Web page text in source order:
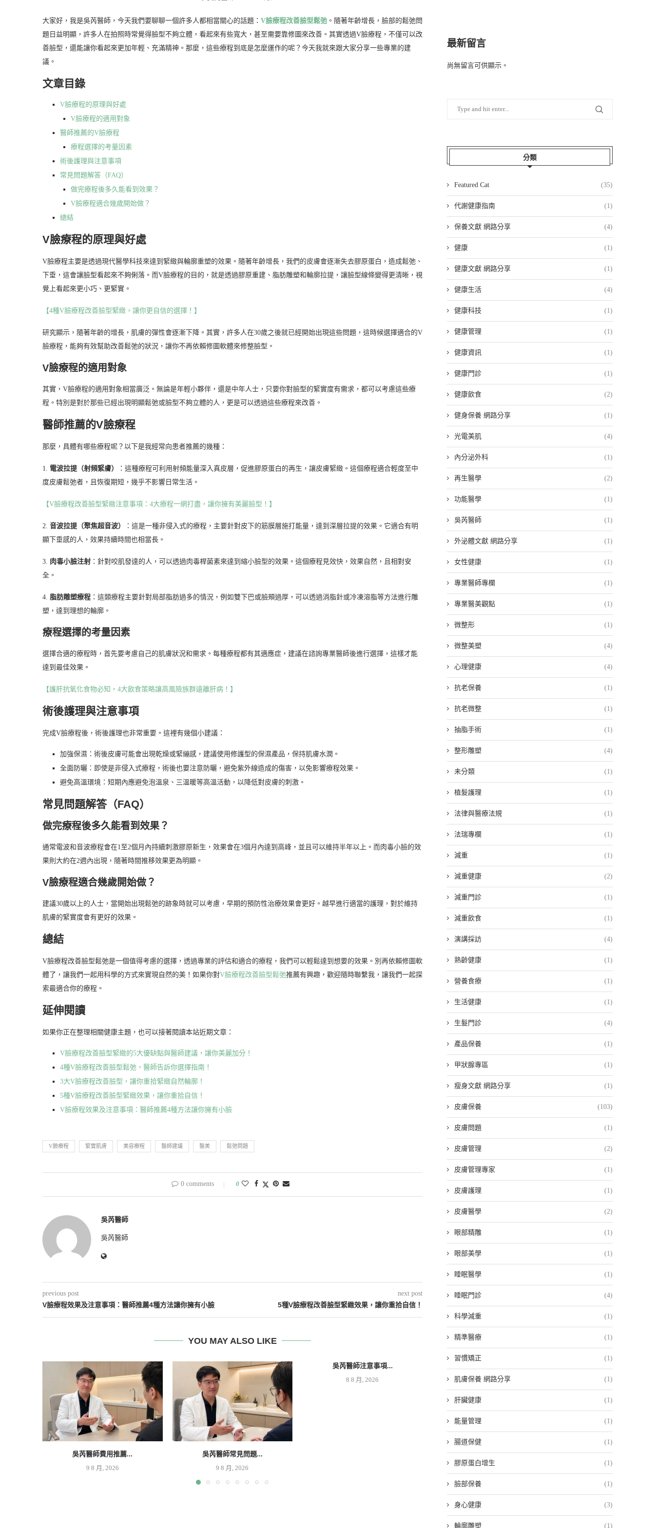
大家好，我是吳芮醫師，今天我們要聊聊一個許多人都相當關心的話題： V臉療程改善臉型鬆弛 。隨著年齡增長，臉部的鬆弛問
題日益明顯，許多人在拍照時常覺得臉型不夠立體，看起來有些寬大，甚至需要靠修圖來改善。其實透過V臉療程，不僅可以改
善臉型，還能讓你看起來更加年輕、充滿精神。那麼，這些療程到底是怎麼運作的呢？今天我就來跟大家分享一些專業的建
議。
文章目錄
V臉療程的原理與好處
V臉療程的適用對象
醫師推薦的V臉療程
療程選擇的考量因素
術後護理與注意事項
常見問題解答（FAQ）
做完療程後多久能看到效果？
V臉療程適合幾歲開始做？
總結
V臉療程的原理與好處
V臉療程主要是透過現代醫學科技來達到緊緻與輪廓重塑的效果。隨著年齡增長，我們的皮膚會逐漸失去膠原蛋白，造成鬆弛、
下垂，這會讓臉型看起來不夠俐落。而V臉療程的目的，就是透過膠原重建、脂肪雕塑和輪廓拉提，讓臉型線條變得更清晰，視
覺上看起來更小巧、更緊實。
【4種V臉療程改善臉型緊緻，讓你更自信的選擇！】
研究顯示，隨著年齡的增長，肌膚的彈性會逐漸下降。其實，許多人在30歲之後就已經開始出現這些問題，這時候選擇適合的V
臉療程，能夠有效幫助改善鬆弛的狀況，讓你不再依賴修圖軟體來修整臉型。
V臉療程的適用對象
其實，V臉療程的適用對象相當廣泛。無論是年輕小夥伴，還是中年人士，只要你對臉型的緊實度有需求，都可以考慮這些療
程。特別是對於那些已經出現明顯鬆弛或臉型不夠立體的人，更是可以透過這些療程來改善。
醫師推薦的V臉療程
那麼，具體有哪些療程呢？以下是我經常向患者推薦的幾種：
1. 電波拉提（射頻緊膚）
：這種療程可利用射頻能量深入真皮層，促進膠原蛋白的再生，讓皮膚緊緻。這個療程適合輕度至中
度皮膚鬆弛者，且恢復期短，幾乎不影響日常生活。
【V臉療程改善臉型緊緻注意事項：4大療程一網打盡，讓你擁有美麗臉型！】
2. 音波拉提（聚焦超音波）
：這是一種非侵入式的療程，主要針對皮下的筋膜層施打能量，達到深層拉提的效果。它適合有明
顯下垂感的人，效果持續時間也相當長。
3. 肉毒小臉注射 ：針對咬肌發達的人，可以透過肉毒桿菌素來達到縮小臉型的效果。這個療程見效快，效果自然，且相對安
全。
4. 脂肪雕塑療程 ：這類療程主要針對局部脂肪過多的情況，例如雙下巴或臉頰過厚，可以透過消脂針或冷凍溶脂等方法進行雕
塑，達到理想的輪廓。
療程選擇的考量因素
選擇合適的療程時，首先要考慮自己的肌膚狀況和需求。每種療程都有其適應症，建議在諮詢專業醫師後進行選擇，這樣才能
達到最佳效果。
【護肝抗氧化食物必知，4大飲食策略讓高風險族群遠離肝病！】
術後護理與注意事項
完成V臉療程後，術後護理也非常重要。這裡有幾個小建議：
加強保濕：術後皮膚可能會出現乾燥或緊繃感，建議使用修護型的保濕產品，保持肌膚水潤。
全面防曬：即使是非侵入式療程，術後也要注意防曬，避免紫外線造成的傷害，以免影響療程效果。
避免高溫環境：短期內應避免泡溫泉、三溫暖等高溫活動，以降低對皮膚的刺激。
常見問題解答（FAQ）
做完療程後多久能看到效果？
通常電波和音波療程會在1至2個月內持續刺激膠原新生，效果會在3個月內達到高峰，並且可以維持半年以上。而肉毒小臉的效
果則大約在2週內出現，隨著時間推移效果更為明顯。
V臉療程適合幾歲開始做？
建議30歲以上的人士，當開始出現鬆弛的跡象時就可以考慮，早期的預防性治療效果會更好。越早進行適當的護理，對於維持
肌膚的緊實度會有更好的效果。
總結
V臉療程改善臉型鬆弛是一個值得考慮的選擇，透過專業的評估和適合的療程，我們可以輕鬆達到想要的效果。別再依賴修圖軟
體了，讓我們一起用科學的方式來實現自然的美！如果你對V臉療程改善臉型鬆弛推薦有興趣，歡迎隨時聯繫我，讓我們一起探
索最適合你的療程。
延伸閱讀
如果你正在整理相關健康主題，也可以接著閱讀本站近期文章：
V臉療程改善臉型緊緻的5大優缺點與醫師建議，讓你美麗加分！
4種V臉療程改善臉型鬆弛，醫師告訴你選擇指南！
3大V臉療程改善臉型，讓你重拾緊緻自然輪廓！
5種V臉療程改善臉型緊緻效果，讓你重拾自信！
V臉療程效果及注意事項：醫師推薦4種方法讓你擁有小臉
V臉療程 緊實肌膚 美容療程 醫師建議 醫美 鬆弛問題
0 comments 0
吳芮醫師
吳芮醫師
previous post
V臉療程效果及注意事項：醫師推薦4種方法讓你擁有小臉
next post
5種V臉療程改善臉型緊緻效果，讓你重拾自信！
YOU MAY ALSO LIKE
吳芮醫師費用推薦...
9 8 月, 2026
吳芮醫師常見問題...
9 8 月, 2026
吳芮醫師注意事項...
8 8 月, 2026
吳芮醫師｜細胞壓...
8 8 月, 2026
吳芮醫師心得推薦...
8 8 月, 2026
最新留言
尚無留言可供顯示。
分類
Featured Cat (35)
代謝健康指南 (1)
保養文獻 網路分享 (4)
健康 (1)
健康文獻 網路分享 (1)
健康生活 (4)
健康科技 (1)
健康管理 (1)
健康資訊 (1)
健康門診 (1)
健康飲食 (2)
健身保養 網路分享 (1)
光電美肌 (4)
內分泌外科 (1)
再生醫學 (2)
功能醫學 (1)
吳芮醫師 (1)
外泌體文獻 網路分享 (1)
女性健康 (1)
專業醫師專欄 (1)
專業醫美觀點 (1)
微整形 (1)
微整美塑 (4)
心理健康 (4)
抗老保養 (1)
抗老微整 (1)
抽脂手術 (1)
整形雕塑 (4)
未分類 (1)
植髮護理 (1)
法律與醫療法規 (1)
法瑞專欄 (1)
減重 (1)
減重健康 (2)
減重門診 (1)
減重飲食 (1)
演講採訪 (4)
熟齡健康 (1)
營養食療 (1)
生活健康 (1)
生髮門診 (4)
產品保養 (1)
甲狀腺專區 (1)
瘦身文獻 網路分享 (1)
皮膚保養 (103)
皮膚問題 (1)
皮膚管理 (2)
皮膚管理專家 (1)
皮膚護理 (1)
皮膚醫學 (2)
眼部精雕 (1)
眼部美學 (1)
睡眠醫學 (1)
睡眠門診 (4)
科學減重 (1)
精準醫療 (1)
習慣矯正 (1)
肌膚保養 網路分享 (1)
肝臟健康 (1)
能量管理 (1)
腸道保健 (1)
膠原蛋白增生 (1)
臉部保養 (1)
身心健康 (3)
輪廓雕塑 (1)